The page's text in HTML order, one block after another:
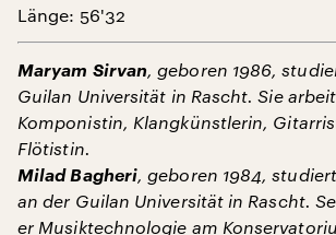
Länge: 56'32
Maryam Sirvan, geboren 1986,
Guilan Universität in Rascht. Sie
Komponistin, Klangkünstlerin,
Flötistin.
Milad Bagheri, geboren 1984,
an der Guilan Universität in Rascht.
er Musiktechnologie am